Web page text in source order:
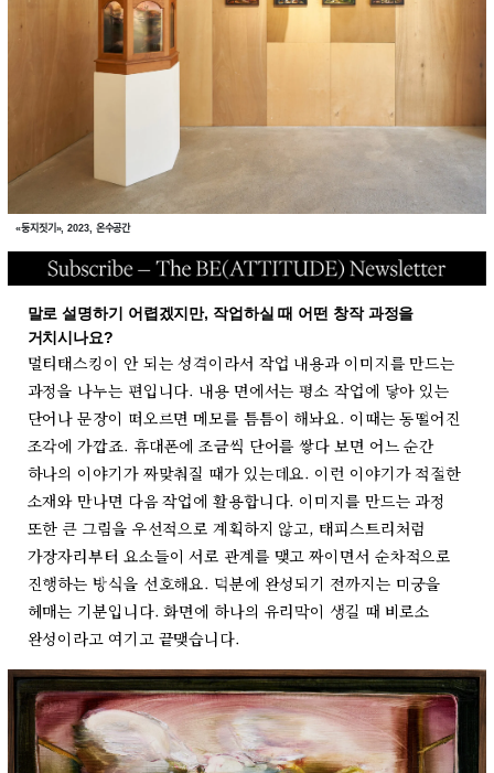
«둥지짓기», 2023, 온수공간
말로 설명하기 어렵겠지만, 작업하실 때 어떤 창작 과정을
거치시나요?
멀티태스킹이 안 되는 성격이라서 작업 내용과 이미지를 만드는
과정을 나누는 편입니다. 내용 면에서는 평소 작업에 닿아 있는
단어나 문장이 떠오르면 메모를 틈틈이 해놔요. 이때는 동떨어진
조각에 가깝죠. 휴대폰에 조금씩 단어를 쌓다 보면 어느 순간
하나의 이야기가 짜맞춰질 때가 있는데요. 이런 이야기가 적절한
소재와 만나면 다음 작업에 활용합니다. 이미지를 만드는 과정
또한 큰 그림을 우선적으로 계획하지 않고, 태피스트리처럼
가장자리부터 요소들이 서로 관계를 맺고 짜이면서 순차적으로
진행하는 방식을 선호해요. 덕분에 완성되기 전까지는 미궁을
헤매는 기분입니다. 화면에 하나의 유리막이 생길 때 비로소
완성이라고 여기고 끝맺습니다.